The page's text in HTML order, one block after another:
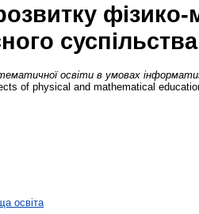
фізико-
освіти в умовах
of physical and mathematical
освіта